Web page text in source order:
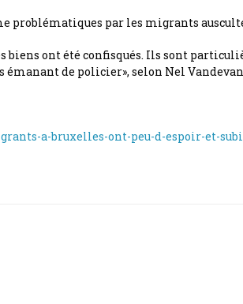
problématiques par les migrants
biens ont été confisqués. Ils sont
de policier», selon Nel
a-bruxelles-ont-peu-d-espoir-et-